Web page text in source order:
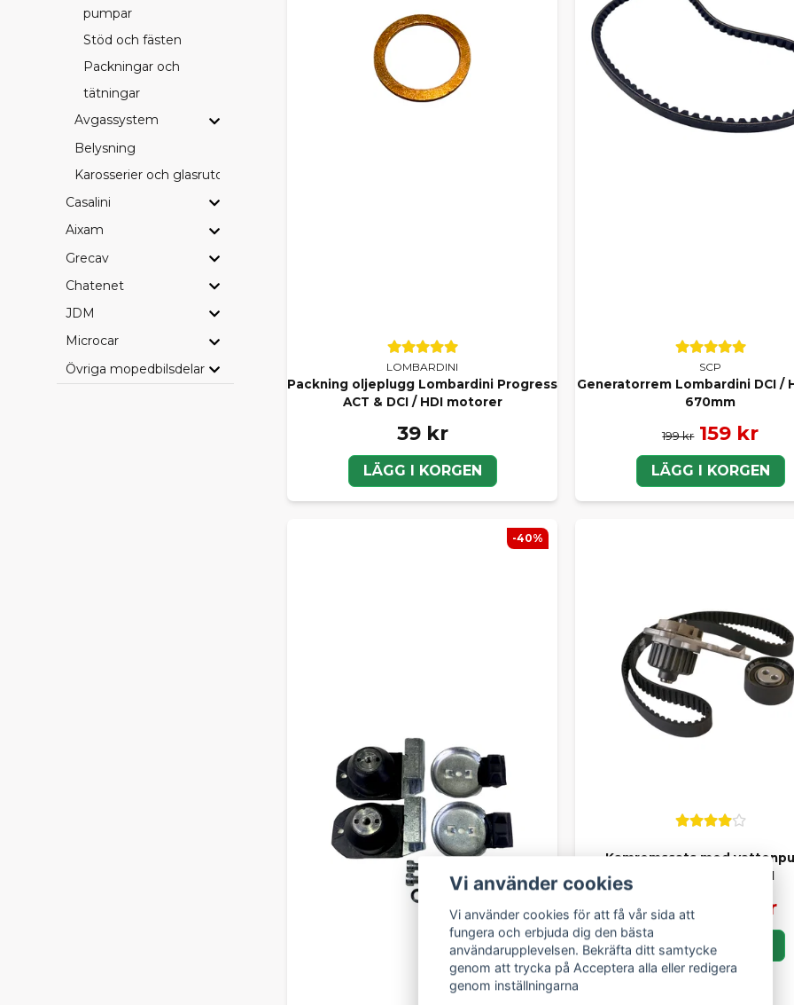
pumpar
Stöd och fästen
Packningar och
tätningar
Avgassystem
Belysning
Karosserier och glasrutor
Casalini
Aixam
Grecav
Chatenet
JDM
Microcar
Övriga mopedbilsdelar
LOMBARDINI
Packning oljeplugg Lombardini Progress
ACT & DCI / HDI motorer
39 kr
LÄGG I KORGEN
SCP
Generatorrem Lombardini DCI /
670mm
199 kr 159 kr
LÄGG I KORGEN
-40%
Kamremssats med
Lombardini DCI HDI
2 499 kr 2 089 kr
LÄGG I KORGEN
Vi använder cookies
Vi använder cookies för att få vår sida att
fungera och erbjuda dig den bästa
användarupplevelsen. Bekräfta ditt samtycke
genom att trycka på Acceptera alla eller redigera
genom inställningarna